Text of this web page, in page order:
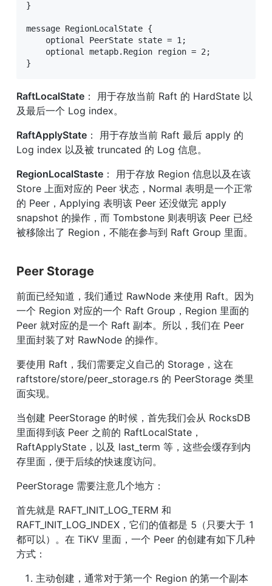
}
message RegionLocalState {
    optional PeerState state = 1;
    optional metapb.Region region = 2;
}
RaftLocalState ： 用于存放当前 Raft 的 HardState 以
及最后一个 Log index。
RaftApplyState ： 用于存放当前 Raft 最后 apply 的
Log index 以及被 truncated 的 Log 信息。
RegionLocalStaste ： 用于存放 Region 信息以及在该
Store 上面对应的 Peer 状态，Normal 表明是一个正常
的 Peer，Applying 表明该 Peer 还没做完 apply
snapshot 的操作，而 Tombstone 则表明该 Peer 已经
被移除出了 Region，不能在参与到 Raft Group 里面。
Peer Storage
前面已经知道，我们通过 RawNode 来使用 Raft。因为
一个 Region 对应的一个 Raft Group，Region 里面的
Peer 就对应的是一个 Raft 副本。所以，我们在 Peer
里面封装了对 RawNode 的操作。
要使用 Raft，我们需要定义自己的 Storage，这在
raftstore/store/peer_storage.rs 的 PeerStorage 类里
面实现。
当创建 PeerStorage 的时候，首先我们会从 RocksDB
里面得到该 Peer 之前的 RaftLocalState，
RaftApplyState，以及 last_term 等，这些会缓存到内
存里面，便于后续的快速度访问。
PeerStorage 需要注意几个地方：
首先就是 RAFT_INIT_LOG_TERM 和
RAFT_INIT_LOG_INDEX，它们的值都是 5（只要大于 1
都可以）。在 TiKV 里面，一个 Peer 的创建有如下几种
方式：
主动创建，通常对于第一个 Region 的第一个副本